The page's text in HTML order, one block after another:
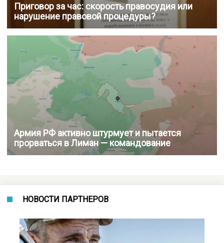
Приговор за час: скорость правосудия или
нарушение правовой процедуры?
Армия РФ активно штурмует и пытается
прорваться в Лиман — командование
НОВОСТИ ПАРТНЕРОВ